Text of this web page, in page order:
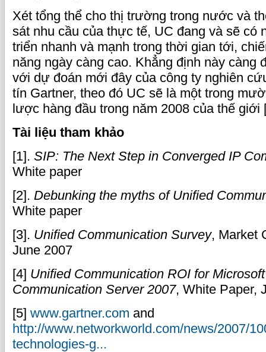
Xét tổng thể cho thị trường trong nước và
sát nhu cầu của thực tế, UC đang và sẽ có
triển nhanh và mạnh trong thời gian tới,
năng ngày càng cao. Khẳng định này càng
với dự đoán mới đây của công ty nghiên
tín Gartner, theo đó UC sẽ là một trong
lược hàng đầu trong năm 2008 của thế giới
Tài liệu tham khảo
[1]. SIP: The Next Step in Converged IP
White paper
[2]. Debunking the myths of Unified
White paper
[3]. Unified Communication Survey, Market
June 2007
[4] Unified Communication ROI for
Communication Server 2007, White Paper,
[5] www.gartner.com and
http://www.networkworld.com/news/2007/
technologies-g...